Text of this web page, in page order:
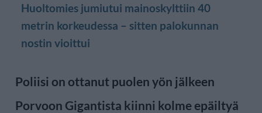
Huoltomies jumiutui mainoskylttiin 40
metrin korkeudessa – sitten palokunnan
nostin vioittui
Poliisi on ottanut puolen yön jälkeen
Porvoon Gigantista kiinni kolme epäiltyä